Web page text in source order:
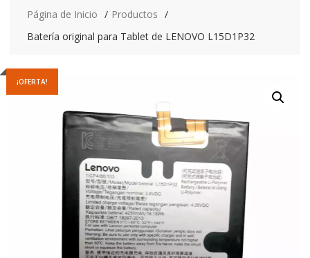
Página de Inicio
Productos
Batería original para Tablet de LENOVO L15D1P32
¡OFERTA!